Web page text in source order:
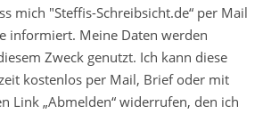
mich "Steffis-Schreibsicht.de“ per Mail
informiert. Meine Daten werden
Zweck genutzt. Ich kann diese
kostenlos per Mail, Brief oder mit
Link „Abmelden“ widerrufen, den ich